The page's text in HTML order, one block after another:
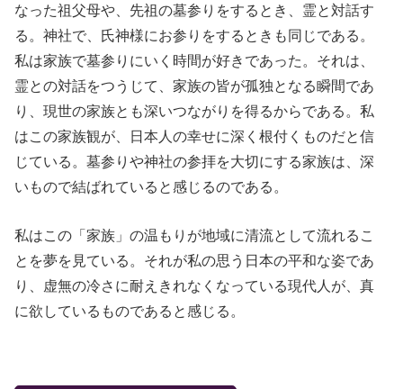
なった祖父母や、先祖の墓参りをするとき、霊と対話す
る。神社で、氏神様にお参りをするときも同じである。
私は家族で墓参りにいく時間が好きであった。それは、
霊との対話をつうじて、家族の皆が孤独となる瞬間であ
り、現世の家族とも深いつながりを得るからである。私
はこの家族観が、日本人の幸せに深く根付くものだと信
じている。墓参りや神社の参拝を大切にする家族は、深
いもので結ばれていると感じるのである。
私はこの「家族」の温もりが地域に清流として流れるこ
とを夢を見ている。それが私の思う日本の平和な姿であ
り、虚無の冷さに耐えきれなくなっている現代人が、真
に欲しているものであると感じる。